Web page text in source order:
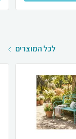
לכל המוצרים